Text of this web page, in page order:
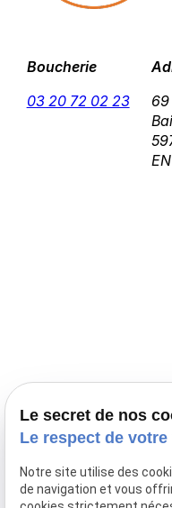
Boucherie
03 20 72 02 23
Accueil
Traiteur
Boissons
Boissons
Location de
Le secret de nos
Le respect de
Notre site utilise des
de navigation et vous